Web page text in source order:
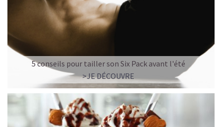
5 conseils pour tailler son Six Pack avant l'été
>JE DÉCOUVRE